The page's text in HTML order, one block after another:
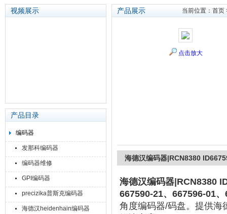
视频展示
产品目录
编码器
发那科编码器
编码器维修
GPI编码器
precizika普斯克编码器
海德汉heidenhain编码器
产品展示 当前位置： 首页
点击放大
海德汉编码器|RCN8380
海德汉编码器|RCN8380
667590-21、667596-01
角度编码器/码盘。提供海